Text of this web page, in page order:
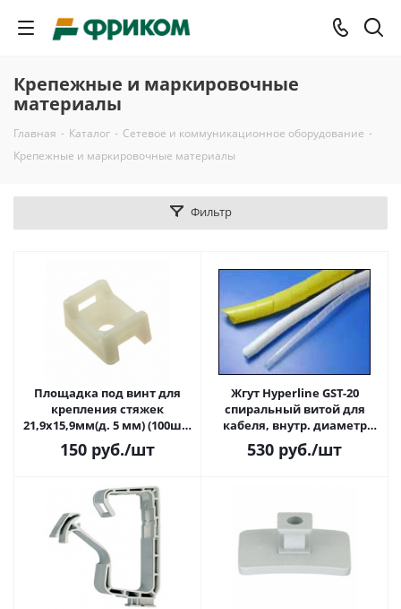
Крепежные и маркировочные
материалы
Главная - Каталог - Сетевое и коммуникационное оборудование -
Крепежные и маркировочные материалы
Фильтр
Площадка под винт для
крепления стяжек
21,9х15,9мм(д. 5 мм) (100шт)
TM-3S10C
150 руб./шт
Жгут Hyperline GST-20
спиральный витой для
кабеля, внутр. диаметр
20мм (10m)
530 руб./шт